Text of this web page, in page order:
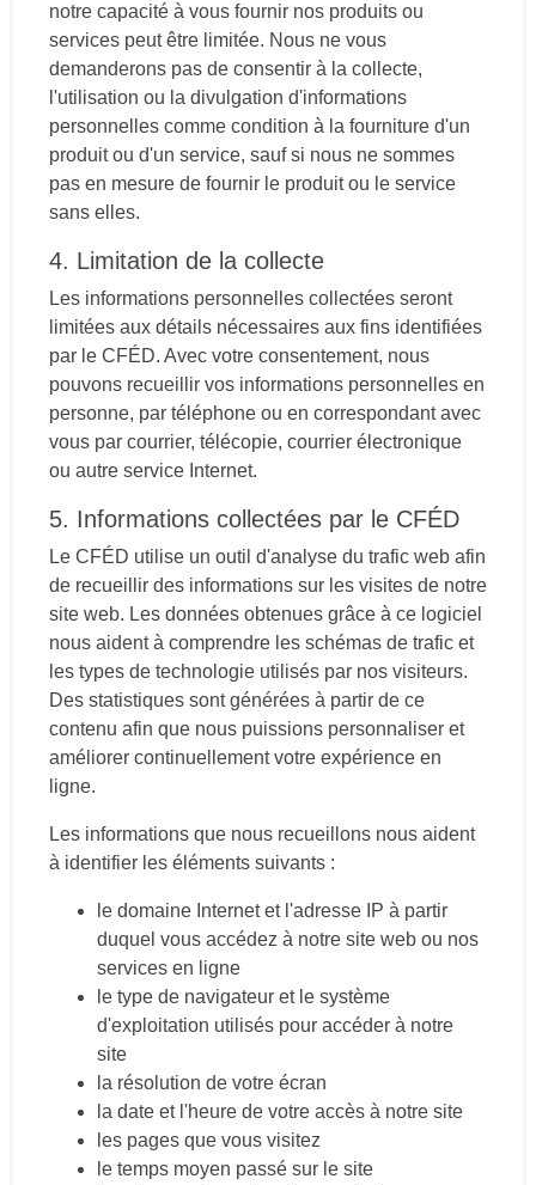
notre capacité à vous fournir nos produits ou
services peut être limitée. Nous ne vous
demanderons pas de consentir à la collecte,
l'utilisation ou la divulgation d'informations
personnelles comme condition à la fourniture d'un
produit ou d'un service, sauf si nous ne sommes
pas en mesure de fournir le produit ou le service
sans elles.
4. Limitation de la collecte
Les informations personnelles collectées seront
limitées aux détails nécessaires aux fins identifiées
par le CFÉD. Avec votre consentement, nous
pouvons recueillir vos informations personnelles en
personne, par téléphone ou en correspondant avec
vous par courrier, télécopie, courrier électronique
ou autre service Internet.
5. Informations collectées par le CFÉD
Le CFÉD utilise un outil d'analyse du trafic web afin
de recueillir des informations sur les visites de notre
site web. Les données obtenues grâce à ce logiciel
nous aident à comprendre les schémas de trafic et
les types de technologie utilisés par nos visiteurs.
Des statistiques sont générées à partir de ce
contenu afin que nous puissions personnaliser et
améliorer continuellement votre expérience en
ligne.
Les informations que nous recueillons nous aident
à identifier les éléments suivants :
le domaine Internet et l'adresse IP à partir
duquel vous accédez à notre site web ou nos
services en ligne
le type de navigateur et le système
d'exploitation utilisés pour accéder à notre
site
la résolution de votre écran
la date et l'heure de votre accès à notre site
les pages que vous visitez
le temps moyen passé sur le site